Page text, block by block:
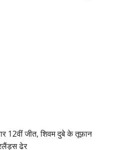
12वीं जीत, शिवम दुबे के तूफ़ान
ढेर